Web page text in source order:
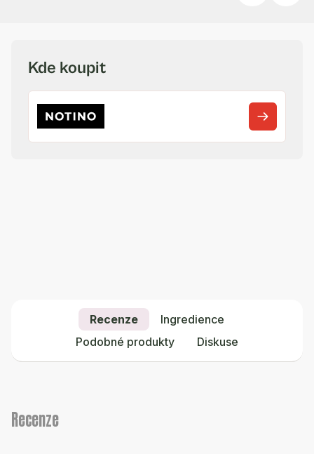
Kde koupit
Recenze
Ingredience
Podobné produkty
Diskuse
Recenze